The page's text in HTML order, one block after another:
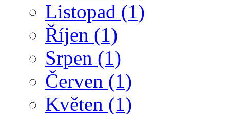
Listopad (1)
Říjen (1)
Srpen (1)
Červen (1)
Květen (1)